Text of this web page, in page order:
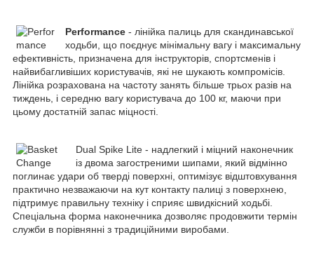
Performance - лінійка палиць для скандинавської
ходьби, що поєднує мінімальну вагу і максимальну
ефективність, призначена для інструкторів, спортсменів і
найвибагливіших користувачів, які не шукають компромісів.
Лінійка розрахована на частоту занять більше трьох разів на
тиждень, і середню вагу користувача до 100 кг, маючи при
цьому достатній запас міцності.
Dual Spike Lite - надлегкий і міцний наконечник
із двома загостреними шипами, який відмінно
поглинає удари об тверді поверхні, оптимізує відштовхування
практично незважаючи на кут контакту палиці з поверхнею,
підтримує правильну техніку і сприяє швидкісний ходьбі.
Спеціальна форма наконечника дозволяє продовжити термін
служби в порівнянні з традиційними виробами.